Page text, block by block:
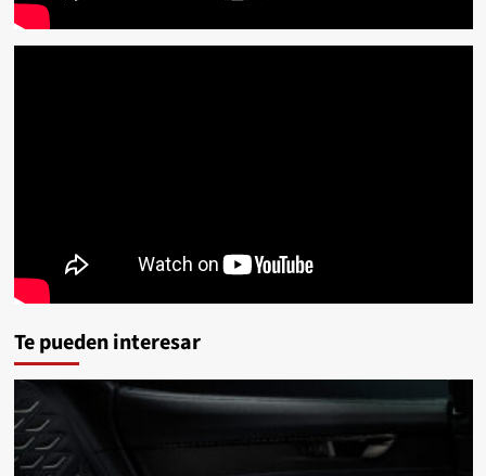
Te pueden interesar